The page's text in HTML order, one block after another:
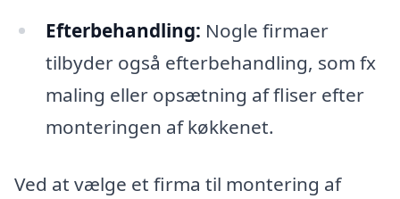
Efterbehandling: Nogle firmaer
tilbyder også efterbehandling, som fx
maling eller opsætning af fliser efter
monteringen af køkkenet.
Ved at vælge et firma til montering af